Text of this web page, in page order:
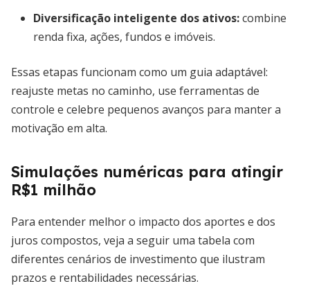
Diversificação inteligente dos ativos:combine
renda fixa, ações, fundos e imóveis.
Essas etapas funcionam como um guia adaptável:
reajuste metas no caminho, use ferramentas de
controle e celebre pequenos avanços para manter a
motivação em alta.
Simulações numéricas para atingir
R$1 milhão
Para entender melhor o impacto dos aportes e dos
juros compostos, veja a seguir uma tabela com
diferentes cenários de investimento que ilustram
prazos e rentabilidades necessárias.